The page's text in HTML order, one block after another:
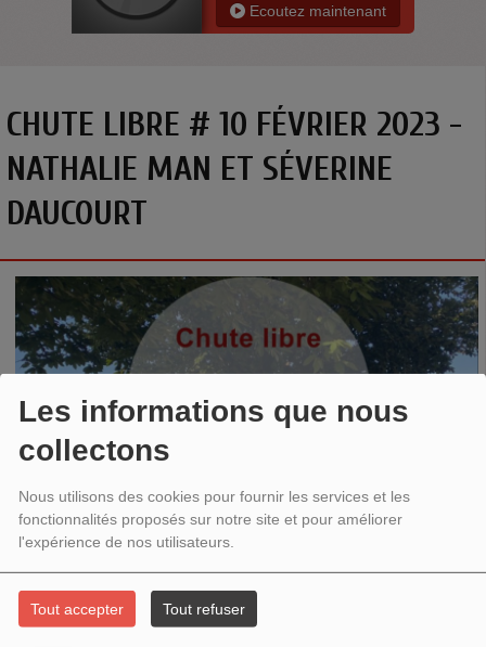
Les informations que nous
collectons
Nous utilisons des cookies pour fournir les services et les
fonctionnalités proposés sur notre site et pour améliorer
l'expérience de nos utilisateurs.
Tout accepter Tout refuser
Ecoutez maintenant
CHUTE LIBRE # 10 FÉVRIER 2023 -
NATHALIE MAN ET SÉVERINE
DAUCOURT
CHUTE LIBRE ACCUEILLE SÉVERINE DAUCOURT ET
NATHALIE MAN
Poète,Séverine Daucourt a publié son septième livre,